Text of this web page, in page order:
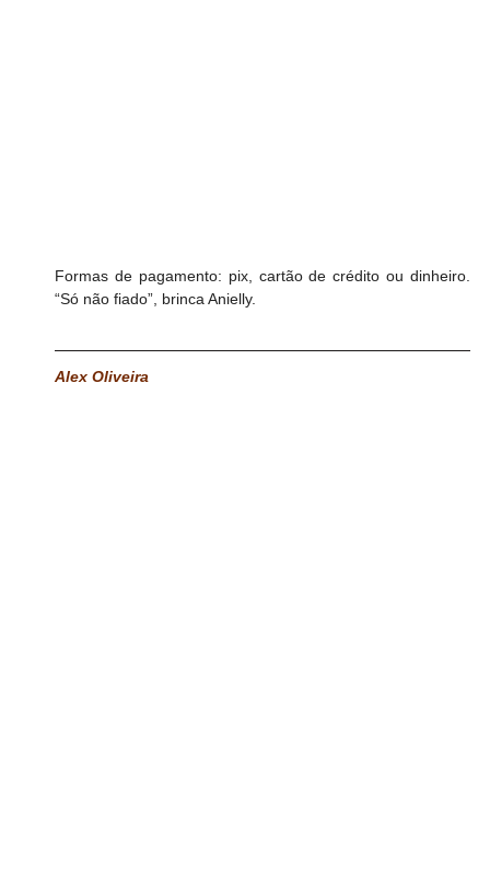
Formas de pagamento: pix, cartão de crédito ou dinheiro.
“Só não fiado”, brinca Anielly.
Alex Oliveira